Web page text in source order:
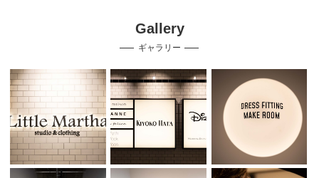
Gallery
ギャラリー